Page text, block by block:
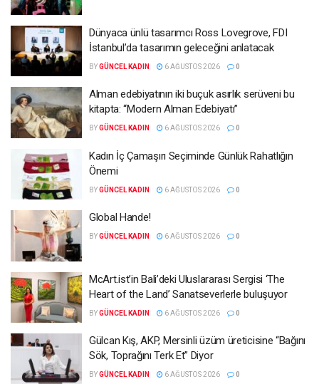
Dünyaca ünlü tasarımcı Ross Lovegrove, FDI
İstanbul’da tasarımın geleceğini anlatacak
BYGÜNCEL KADIN 6 AĞUSTOS 2026 0
Alman edebiyatının iki buçuk asırlık serüveni bu
kitapta: “Modern Alman Edebiyatı”
BYGÜNCEL KADIN 6 AĞUSTOS 2026 0
Kadın İç Çamaşırı Seçiminde Günlük Rahatlığın
Önemi
BYGÜNCEL KADIN 6 AĞUSTOS 2026 0
Global Hande!
BYGÜNCEL KADIN 6 AĞUSTOS 2026 0
McArt.ist’in Bali’deki Uluslararası Sergisi ‘The
Heart of the Land’ Sanatseverlerle buluşuyor
BYGÜNCEL KADIN 6 AĞUSTOS 2026 0
Gülcan Kış, AKP, Mersinli üzüm üreticisine “Bağını
Sök, Toprağını Terk Et” Diyor
BYGÜNCEL KADIN 6 AĞUSTOS 2026 0